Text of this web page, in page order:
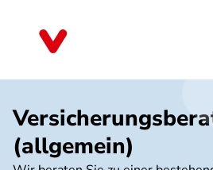
(allgemein)